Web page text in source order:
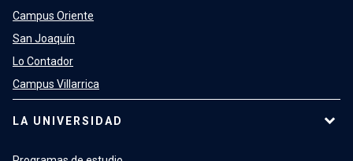
Campus Oriente
San Joaquín
Lo Contador
Campus Villarrica
LA UNIVERSIDAD